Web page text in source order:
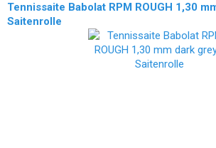
Tennissaite Babolat RPM ROUGH 1,30
Saitenrolle